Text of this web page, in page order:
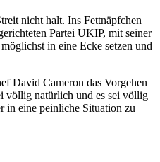
nicht halt. Ins Fettnäpfchen
Partei UKIP, mit seiner
in eine Ecke setzen und
David Cameron das Vorgehen
völlig natürlich und es sei völlig
in eine peinliche Situation zu